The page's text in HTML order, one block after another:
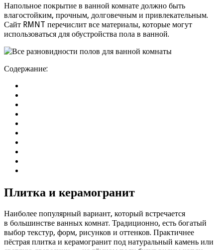
Напольное покрытие в ванной комнате должно быть
влагостойким, прочным, долговечным и привлекательным.
Сайт RMNT перечислит все материалы, которые могут
использоваться для обустройства пола в ванной.
Содержание:
Плитка и керамогранит
Наиболее популярный вариант, который встречается
в большинстве ванных комнат. Традиционно, есть богатый
выбор текстур, форм, рисунков и оттенков. Практичнее
пёстрая плитка и керамогранит под натуральный камень или